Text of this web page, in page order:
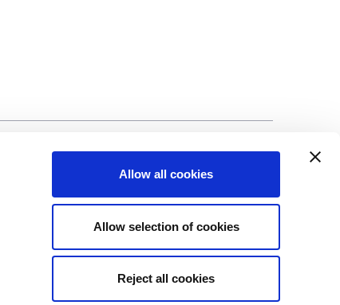
Allow all cookies
Allow selection of cookies
Reject all cookies
©Biscuit International 2023